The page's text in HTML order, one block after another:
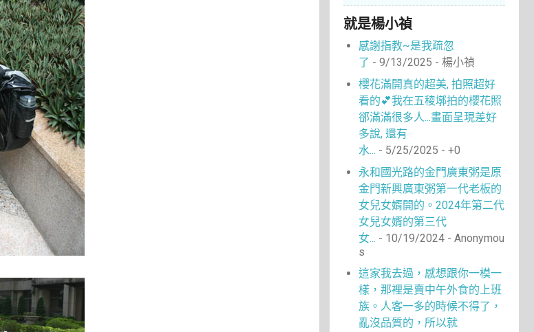
少披薩店，一字排開
的各式披薩看起來琳
瑯滿目，走進店內就
能點上一塊喜愛的口
味大快朵頤，真的好
懷念啊！沒想到台灣
也有類似的披薩店。
走！就到高雄吃披薩
就是楊小禎
感謝指教~是我疏忽
了 - 9/13/2025 - 楊小禎
櫻花滿開真的超美, 拍照超好
看的💕我在五稜墎拍的櫻花照
郤滿滿很多人...畫面呈現差好
多說, 還有
水... - 5/25/2025 - +0
永和國光路的金門廣東粥是原
金門新興廣東粥第一代老板的
女兒女婿開的。2024年第二代
女兒女婿的第三代
女... - 10/19/2024 - Anonymou
s
這家我去過，感想跟你一模一
樣，那裡是賣中午外食的上班
族。人客一多的時候不得了，
亂沒品質的，所以就